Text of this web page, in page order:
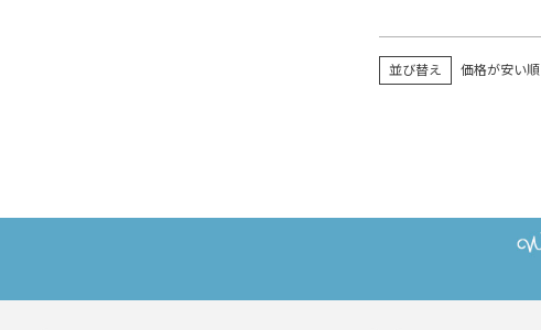
並び替え 価格が安い順